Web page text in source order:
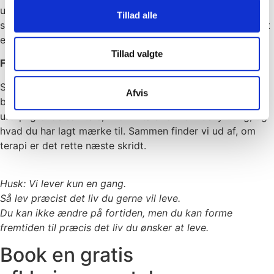
Tillad alle
Tillad valgte
Afvis
udforskes i det tempo, der føles rigtigt. Jeg bruger
samtale, leg, kreative metoder og kropslige teknikker – alt
efter alder og behov.
For forældre
Som forælder kan det være svært at vide, hvordan man
bedst støtter sit barn. Du er altid velkommen til en
uforpligtende samtale, hvor vi taler om din bekymring, og
hvad du har lagt mærke til. Sammen finder vi ud af, om
terapi er det rette næste skridt.
Husk: Vi lever kun en gang.
Så lev præcist det liv du gerne vil leve.
Du kan ikke ændre på fortiden, men du kan forme
fremtiden til præcis det liv du ønsker at leve.
Book en gratis